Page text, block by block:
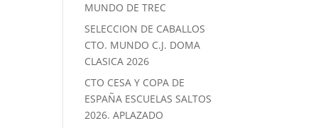
MUNDO DE TREC
SELECCION DE CABALLOS
CTO. MUNDO C.J. DOMA
CLASICA 2026
CTO CESA Y COPA DE
ESPAÑA ESCUELAS SALTOS
2026. APLAZADO